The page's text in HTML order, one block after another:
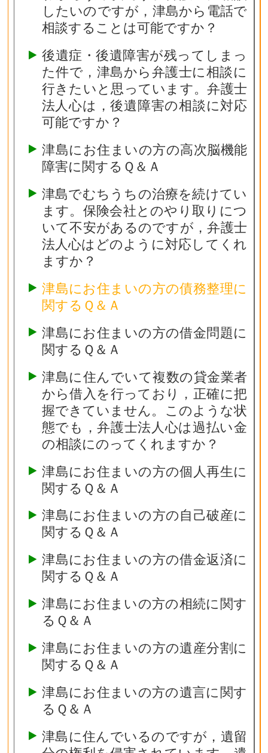
したいのですが，津島から電話で
相談することは可能ですか？
後遺症・後遺障害が残ってしまっ
た件で，津島から弁護士に相談に
行きたいと思っています。弁護士
法人心は，後遺障害の相談に対応
可能ですか？
津島にお住まいの方の高次脳機能
障害に関するＱ＆Ａ
津島でむちうちの治療を続けてい
ます。保険会社とのやり取りにつ
いて不安があるのですが，弁護士
法人心はどのように対応してくれ
ますか？
津島にお住まいの方の債務整理に
関するＱ＆Ａ
津島にお住まいの方の借金問題に
関するＱ＆Ａ
津島に住んでいて複数の貸金業者
から借入を行っており，正確に把
握できていません。このような状
態でも，弁護士法人心は過払い金
の相談にのってくれますか？
津島にお住まいの方の個人再生に
関するＱ＆Ａ
津島にお住まいの方の自己破産に
関するＱ＆Ａ
津島にお住まいの方の借金返済に
関するＱ＆Ａ
津島にお住まいの方の相続に関す
るＱ＆Ａ
津島にお住まいの方の遺産分割に
関するＱ＆Ａ
津島にお住まいの方の遺言に関す
るＱ＆Ａ
津島に住んでいるのですが，遺留